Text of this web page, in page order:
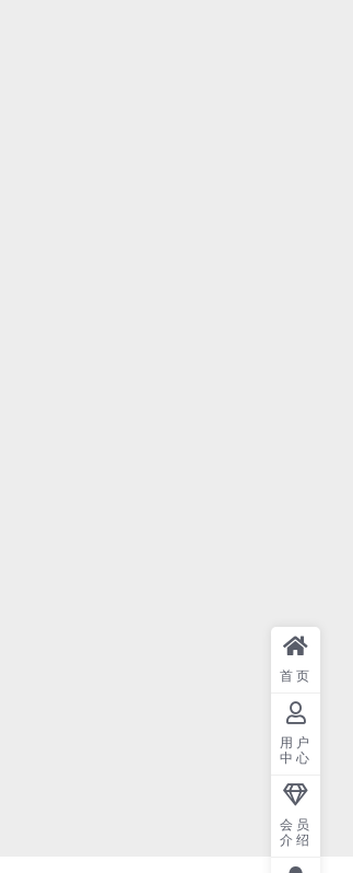
首页
用户
中心
会员
介绍